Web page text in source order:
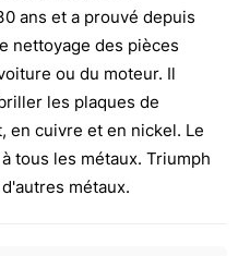
ans et a prouvé depuis
nettoyage des pièces
ou du moteur. Il
les plaques de
en cuivre et en nickel. Le
tous les métaux. Triumph
métaux.